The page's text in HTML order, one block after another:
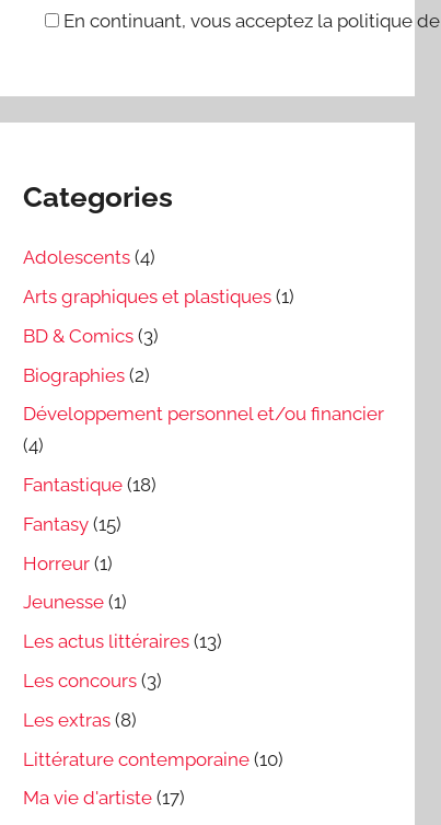
En continuant, vous acceptez la politique
Categories
Adolescents (4)
Arts graphiques et plastiques (1)
BD & Comics (3)
Biographies (2)
Développement personnel et/ou financier
(4)
Fantastique (18)
Fantasy (15)
Horreur (1)
Jeunesse (1)
Les actus littéraires (13)
Les concours (3)
Les extras (8)
Littérature contemporaine (10)
Ma vie d'artiste (17)